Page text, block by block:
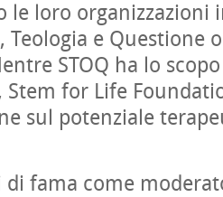
le loro
Teologia e
STOQ ha lo
Stem for Life
sul potenziale
di fama come